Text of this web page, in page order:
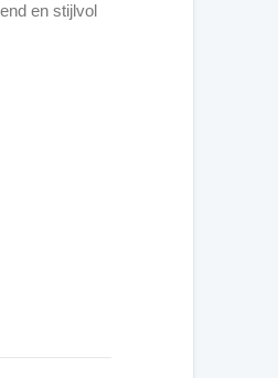
en stijlvol